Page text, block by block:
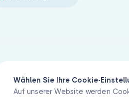
Wählen Sie Ihre Cookie-
Auf unserer Website werden